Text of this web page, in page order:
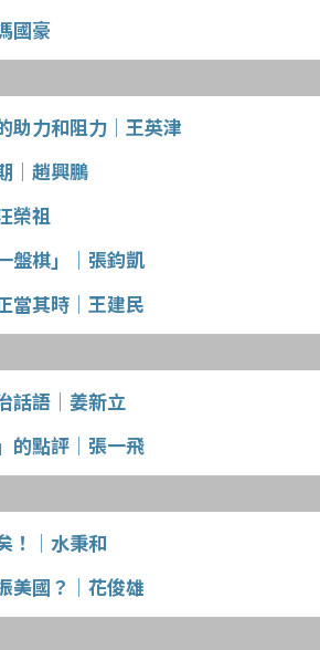
國豪
助力和阻力│王英津
│趙興鵬
榮祖
盤棋」│張鈞凱
當其時│王建民
話語│姜新立
的點評│張一飛
！│水秉和
美國？│花俊雄